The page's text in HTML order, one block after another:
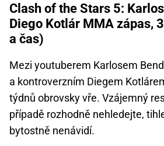
Clash of the Stars 5:
Diego Kotlár MMA zápas,
a čas)
Mezi youtuberem Karlosem
a kontroverzním Diegem
týdnů obrovsky vře. Vzájemný
případě rozhodně nehledejte,
bytostně nenávidí.